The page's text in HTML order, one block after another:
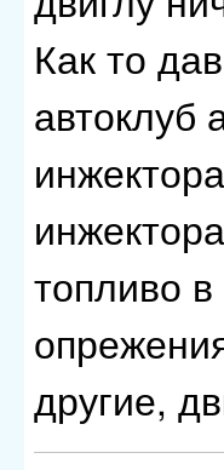
Как то
автоклуб
топливо
другие,